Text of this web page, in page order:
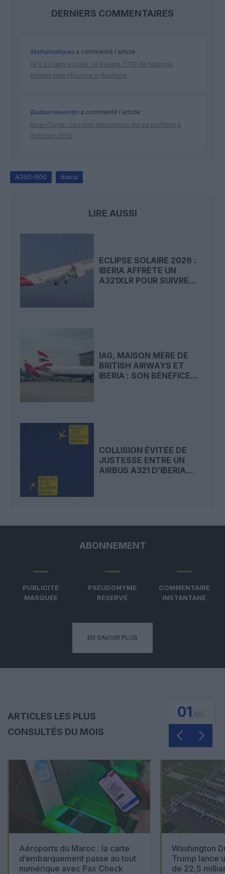
DERNIERS COMMENTAIRES
Mathématiquesa commenté l'article :
19 h 23 sans escale : le Boeing 777F de National
Airlines relie l’Écosse à l’Australie
Badissi novembria commenté l'article :
Nice–Corse : ces vols électriques qui se profilent à
l’horizon 2030
A350-900 iberia
LIRE AUSSI
ECLIPSE SOLAIRE 2026 :
IBERIA AFFRÈTE UN
A321XLR POUR SUIVRE...
IAG, MAISON MÈRE DE
BRITISH AIRWAYS ET
IBERIA : SON BÉNÉFICE...
COLLISION ÉVITÉE DE
JUSTESSE ENTRE UN
AIRBUS A321 D’IBERIA...
ABONNEMENT
PUBLICITÉ
MASQUÉE
PSEUDONYME
RÉSERVÉ
COMMENTAIRE
INSTANTANÉ
EN SAVOIR PLUS
ARTICLES LES PLUS
CONSULTÉS DU MOIS
01
Aéroports du Maroc : la carte
d’embarquement passe au tout
numérique avec Pax Check
Washington
Trump lance
de 22,5